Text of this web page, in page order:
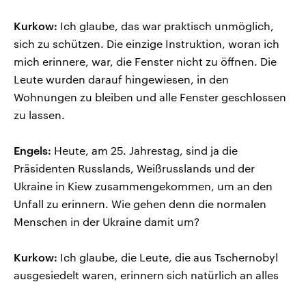
Kurkow: Ich glaube, das war praktisch unmöglich,
sich zu schützen. Die einzige Instruktion, woran ich
mich erinnere, war, die Fenster nicht zu öffnen. Die
Leute wurden darauf hingewiesen, in den
Wohnungen zu bleiben und alle Fenster geschlossen
zu lassen.
Engels: Heute, am 25. Jahrestag, sind ja die
Präsidenten Russlands, Weißrusslands und der
Ukraine in Kiew zusammengekommen, um an den
Unfall zu erinnern. Wie gehen denn die normalen
Menschen in der Ukraine damit um?
Kurkow: Ich glaube, die Leute, die aus Tschernobyl
ausgesiedelt waren, erinnern sich natürlich an alles